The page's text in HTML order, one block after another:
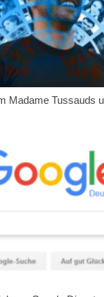
Madame Tussauds